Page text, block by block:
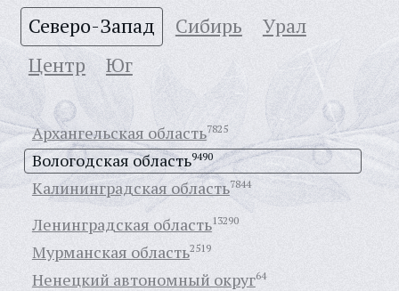
Северо-Запад
Сибирь
Урал
Центр
Юг
Архангельская область7825
Вологодская область9490
Калининградская область7844
Ленинградская область13290
Мурманская область2519
Ненецкий автономный округ64